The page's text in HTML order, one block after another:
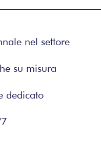
nel settore
su misura
dedicato